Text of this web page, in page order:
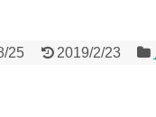
25 2019/2/23